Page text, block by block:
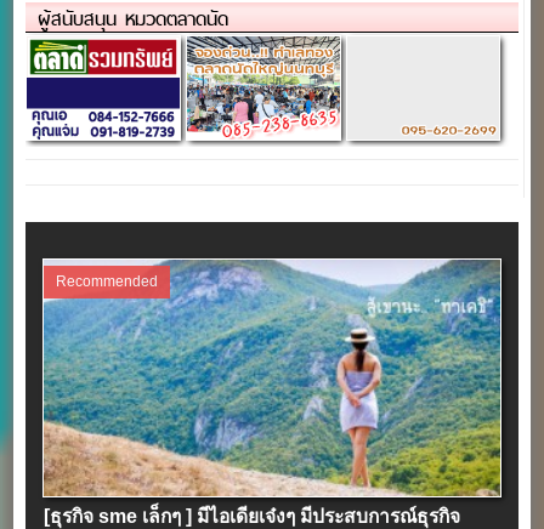
ผู้สนับสนุน หมวดตลาดนัด
Recommended
[ธุรกิจ sme เล็กๆ ] มีไอเดียเจ๋งๆ มีประสบการณ์ธุรกิจ